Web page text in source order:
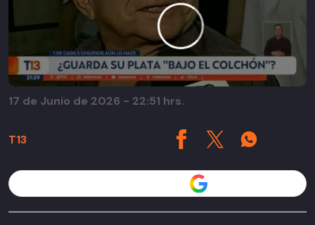
T13
17 de Junio de 2026 - 22:51 hrs.